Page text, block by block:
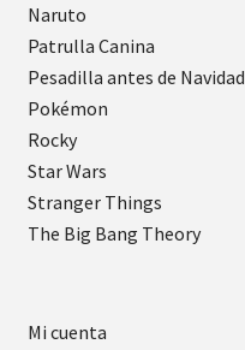
Naruto
Patrulla Canina
Pesadilla antes de Navidad
Pokémon
Rocky
Star Wars
Stranger Things
The Big Bang Theory
Mi cuenta